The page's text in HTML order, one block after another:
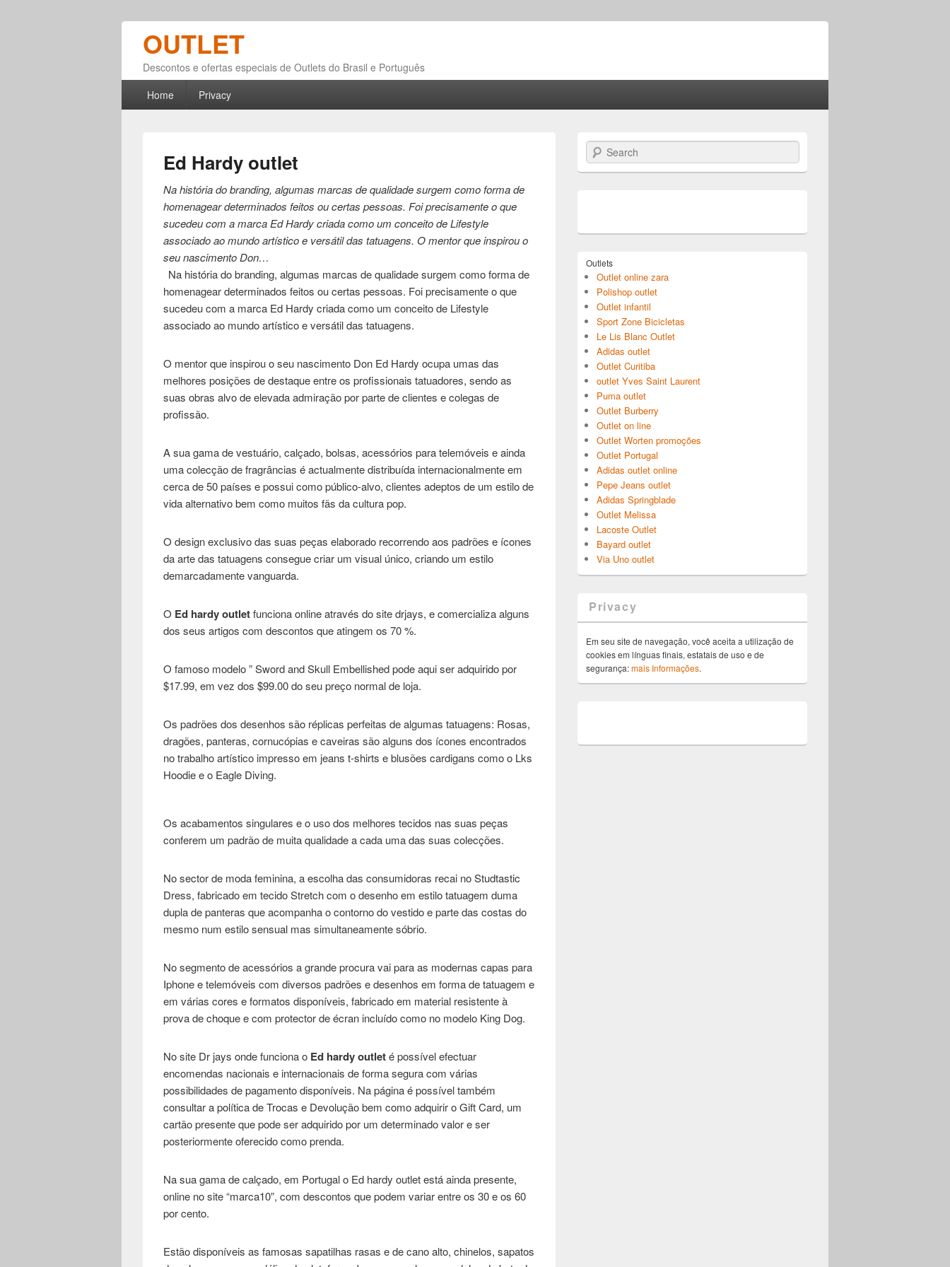
OUTLET
Descontos e ofertas especiais de Outlets do Brasil e Português
Primary menu
Skip to primary content
Skip to secondary content
Home Privacy
Ed Hardy outlet
Na história do branding, algumas marcas de qualidade surgem como forma de
homenagear determinados feitos ou certas pessoas. Foi precisamente o que
sucedeu com a marca Ed Hardy criada como um conceito de Lifestyle
associado ao mundo artístico e versátil das tatuagens. O mentor que inspirou o
seu nascimento Don…
Na história do branding, algumas marcas de qualidade surgem como forma de
homenagear determinados feitos ou certas pessoas. Foi precisamente o que
sucedeu com a marca Ed Hardy criada como um conceito de Lifestyle
associado ao mundo artístico e versátil das tatuagens.
O mentor que inspirou o seu nascimento Don Ed Hardy ocupa umas das
melhores posições de destaque entre os profissionais tatuadores, sendo as
suas obras alvo de elevada admiração por parte de clientes e colegas de
profissão.
A sua gama de vestuário, calçado, bolsas, acessórios para telemóveis e ainda
uma colecção de fragrâncias é actualmente distribuída internacionalmente em
cerca de 50 países e possui como público-alvo, clientes adeptos de um estilo de
vida alternativo bem como muitos fãs da cultura pop.
O design exclusivo das suas peças elaborado recorrendo aos padrões e ícones
da arte das tatuagens consegue criar um visual único, criando um estilo
demarcadamente vanguarda.
O Ed hardy outletfunciona online através do site drjays, e comercializa alguns
dos seus artigos com descontos que atingem os 70 %.
O famoso modelo ” Sword and Skull Embellished pode aqui ser adquirido por
$17.99, em vez dos $99.00 do seu preço normal de loja.
Os padrões dos desenhos são réplicas perfeitas de algumas tatuagens: Rosas,
dragões, panteras, cornucópias e caveiras são alguns dos ícones encontrados
no trabalho artístico impresso em jeans t-shirts e blusões cardigans como o Lks
Hoodie e o Eagle Diving.
Os acabamentos singulares e o uso dos melhores tecidos nas suas peças
conferem um padrão de muita qualidade a cada uma das suas colecções.
No sector de moda feminina, a escolha das consumidoras recai no Studtastic
Dress, fabricado em tecido Stretch com o desenho em estilo tatuagem duma
dupla de panteras que acompanha o contorno do vestido e parte das costas do
mesmo num estilo sensual mas simultaneamente sóbrio.
No segmento de acessórios a grande procura vai para as modernas capas para
Iphone e telemóveis com diversos padrões e desenhos em forma de tatuagem e
em várias cores e formatos disponíveis, fabricado em material resistente à
prova de choque e com protector de écran incluído como no modelo King Dog.
No site Dr jays onde funciona o Ed hardy outleté possível efectuar
encomendas nacionais e internacionais de forma segura com várias
possibilidades de pagamento disponíveis. Na página é possível também
consultar a política de Trocas e Devolução bem como adquirir o Gift Card, um
cartão presente que pode ser adquirido por um determinado valor e ser
posteriormente oferecido como prenda.
Na sua gama de calçado, em Portugal o Ed hardy outlet está ainda presente,
online no site “marca10”, com descontos que podem variar entre os 30 e os 60
por cento.
Estão disponíveis as famosas sapatilhas rasas e de cano alto, chinelos, sapatos
Search
Outlets
Outlet online zara
Polishop outlet
Outlet infantil
Sport Zone Bicicletas
Le Lis Blanc Outlet
Adidas outlet
Outlet Curitiba
outlet Yves Saint Laurent
Puma outlet
Outlet Burberry
Outlet on line
Outlet Worten promoções
Outlet Portugal
Adidas outlet online
Pepe Jeans outlet
Adidas Springblade
Outlet Melissa
Lacoste Outlet
Bayard outlet
Via Uno outlet
Privacy
Em seu site de navegação, você aceita a utilização de
cookies em línguas finais, estatais de uso e de
segurança:mais Informações.